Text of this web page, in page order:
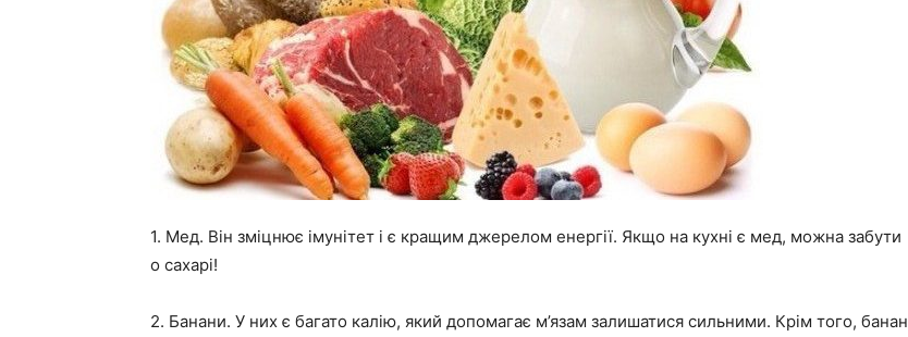
1. Мед. Він зміцнює імунітет і є кращим джерелом енергії. Якщо на кухні є мед, можна забути
o сахарі!
2. Банани. У них є багато калію, який допомагає м’язам залишатися сильними. Крім того, банан